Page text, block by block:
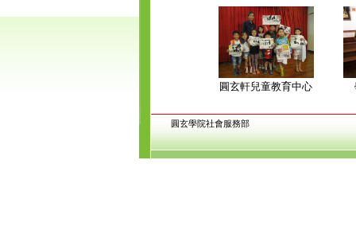
圓玄軒兒童教育中心
圓玄學院社會服務部